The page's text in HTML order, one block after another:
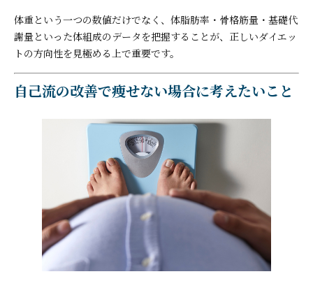
体重という一つの数値だけでなく、体脂肪率・骨格筋量・基礎代
謝量といった体組成のデータを把握することが、正しいダイエッ
トの方向性を見極める上で重要です。
自己流の改善で痩せない場合に考えたいこと